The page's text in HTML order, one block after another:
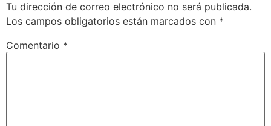
Tu dirección de correo electrónico no será publicada.
Los campos obligatorios están marcados con *
Comentario *